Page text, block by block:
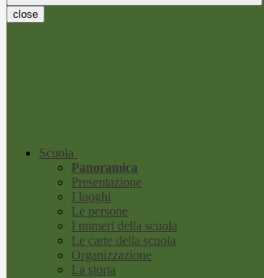
close
Scuola
Panoramica
Presentazione
I luoghi
Le persone
I numeri della scuola
Le carte della scuola
Organizzazione
La storia